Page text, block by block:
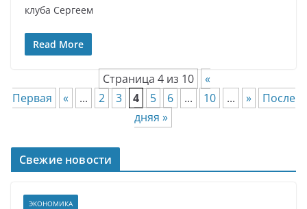
клуба Сергеем
Read More
Страница 4 из 10
«
Первая
« ... 2 3 4 5 6 ... 10 ... »
После
дняя »
Свежие новости
ЭКОНОМИКА